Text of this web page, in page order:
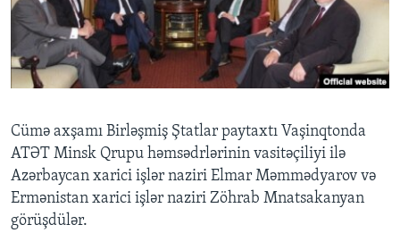
BIZI IZLƏYIN
Dillər
Cümə axşamı Birləşmiş Ştatlar paytaxtı Vaşinqtonda
ATƏT Minsk Qrupu həmsədrlərinin vasitəçiliyi ilə
Azərbaycan xarici işlər naziri Elmar Məmmədyarov və
Ermənistan xarici işlər naziri Zöhrab Mnatsakanyan
görüşdülər.